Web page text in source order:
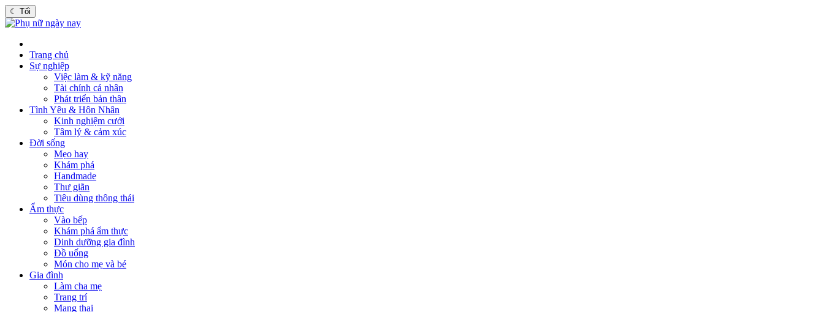
☾ Tối
Trang chủ
Sự nghiệp
Việc làm & kỹ năng
Tài chính cá nhân
Phát triển bản thân
Tình Yêu & Hôn Nhân
Kinh nghiệm cưới
Tâm lý & cảm xúc
Đời sống
Mẹo hay
Khám phá
Handmade
Thư giãn
Tiêu dùng thông thái
Ẩm thực
Vào bếp
Khám phá ẩm thực
Dinh dưỡng gia đình
Đồ uống
Món cho mẹ và bé
Gia đình
Làm cha mẹ
Trang trí
Mang thai